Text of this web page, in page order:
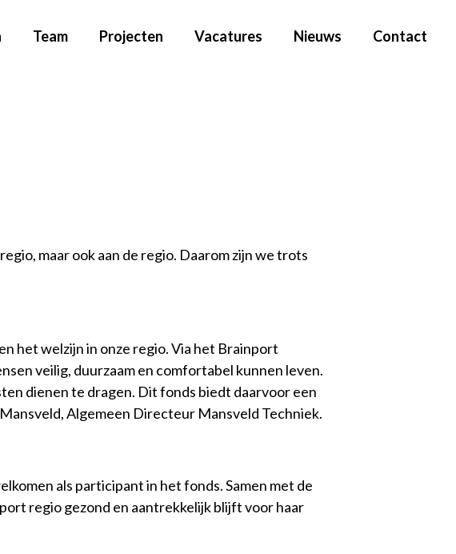
Team Projecten Vacatures Nieuws Contact
maar ook aan de regio. Daarom zijn we trots
het welzijn in onze regio. Via het Brainport
veilig, duurzaam en comfortabel kunnen leven.
dienen te dragen. Dit fonds biedt daarvoor een
Algemeen Directeur Mansveld Techniek.
als participant in het fonds. Samen met de
regio gezond en aantrekkelijk blijft voor haar